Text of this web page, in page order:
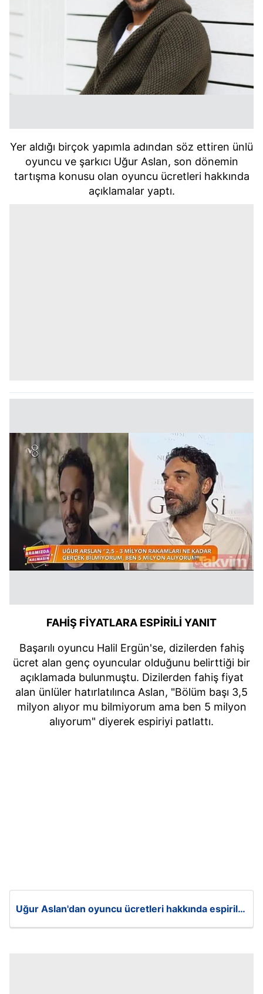
Yer aldığı birçok yapımla adından söz ettiren ünlü
oyuncu ve şarkıcı Uğur Aslan, son dönemin
tartışma konusu olan oyuncu ücretleri hakkında
açıklamalar yaptı.
FAHİŞ FİYATLARA ESPİRİLİ YANIT
Başarılı oyuncu Halil Ergün'se, dizilerden fahiş
ücret alan genç oyuncular olduğunu belirttiği bir
açıklamada bulunmuştu. Dizilerden fahiş fiyat
alan ünlüler hatırlatılınca Aslan, "Bölüm başı 3,5
milyon alıyor mu bilmiyorum ama ben 5 milyon
alıyorum" diyerek espiriyi patlattı.
Uğur Aslan'dan oyuncu ücretleri hakkında espirili